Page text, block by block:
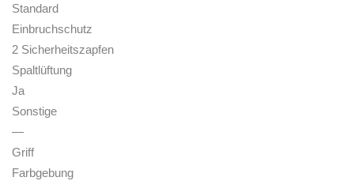
Standard
Einbruchschutz
2 Sicherheitszapfen
Spaltlüftung
Ja
Sonstige
—
Griff
Farbgebung